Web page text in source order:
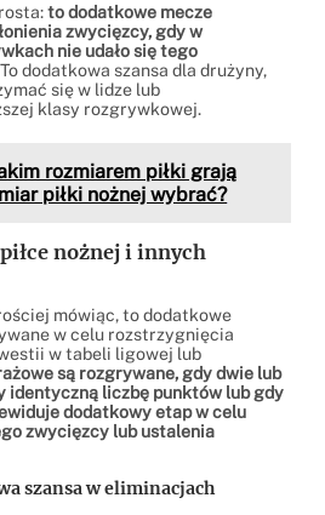
to dodatkowe mecze
zwycięzcy, gdy w
nie udało się tego
To dodatkowa szansa dla drużyny,
się w lidze lub
klasy rozgrywkowej.
rozmiarem piłki grają
piłki nożnej wybrać?
nożnej i innych
mówiąc, to dodatkowe
w celu rozstrzygnięcia
w tabeli ligowej lub
są rozgrywane, gdy dwie lub
identyczną liczbę punktów lub gdy
dodatkowy etap w celu
zwycięzcy lub ustalenia
szansa w eliminacjach